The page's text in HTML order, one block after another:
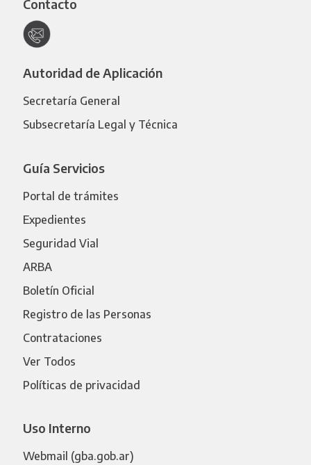
Contacto
Autoridad de Aplicación
Secretaría General
Subsecretaría Legal y Técnica
Guía Servicios
Portal de trámites
Expedientes
Seguridad Vial
ARBA
Boletín Oficial
Registro de las Personas
Contrataciones
Ver Todos
Políticas de privacidad
Uso Interno
Webmail (gba.gob.ar)